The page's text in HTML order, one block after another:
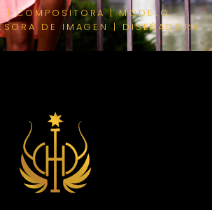
| COMPOSITORA | MODELO
DE IMAGEN | DISEÑADORA